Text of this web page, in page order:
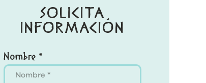
SOLICITA
INFORMACIÓN
Nombre *